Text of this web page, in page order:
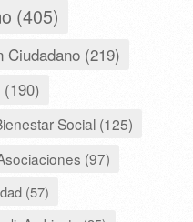
(405)
Ciudadano (219)
(190)
Social (125)
(97)
(57)